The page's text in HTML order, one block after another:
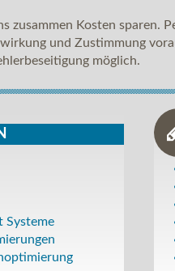
zusammen Kosten
und Zustimmung
möglich.
Systeme